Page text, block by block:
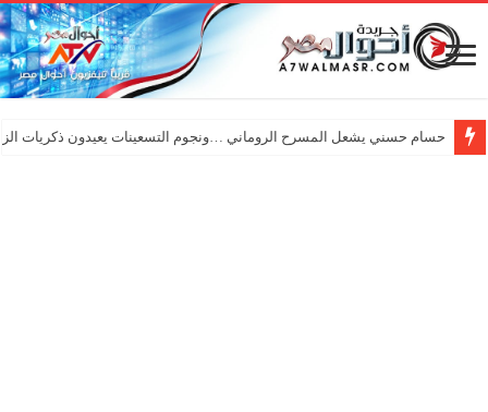
حسام حسني يشعل المسرح الروماني …ونجوم التسعينات يعيدون ذكريات